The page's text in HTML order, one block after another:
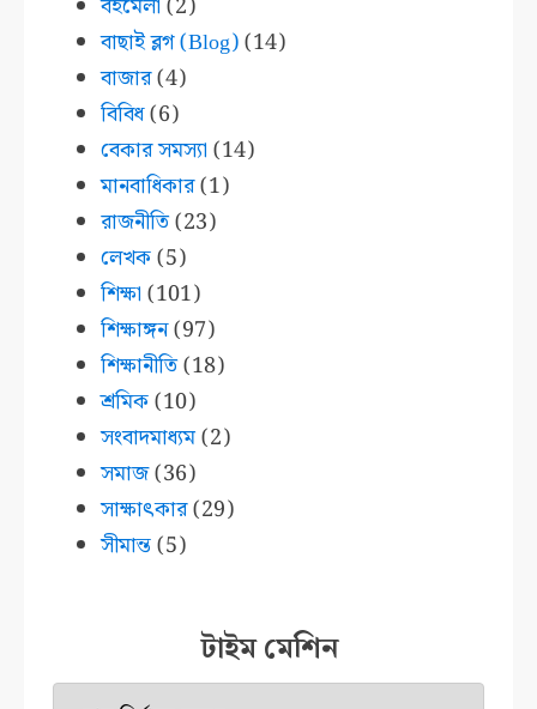
বইমেলা (2)
বাছাই ব্লগ (Blog)(14)
বাজার(4)
বিবিধ(6)
বেকার সমস্যা (14)
মানবাধিকার(1)
রাজনীতি(23)
লেখক(5)
শিক্ষা (101)
শিক্ষাঙ্গন(97)
শিক্ষানীতি(18)
শ্রমিক(10)
সংবাদমাধ্যম(2)
সমাজ(36)
সাক্ষাৎকার(29)
সীমান্ত(5)
টাইম মেশিন
টাইম